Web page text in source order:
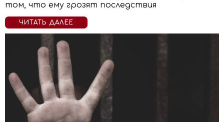
том, что ему грозят последствия
ЧИТАТЬ ДАЛЕЕ